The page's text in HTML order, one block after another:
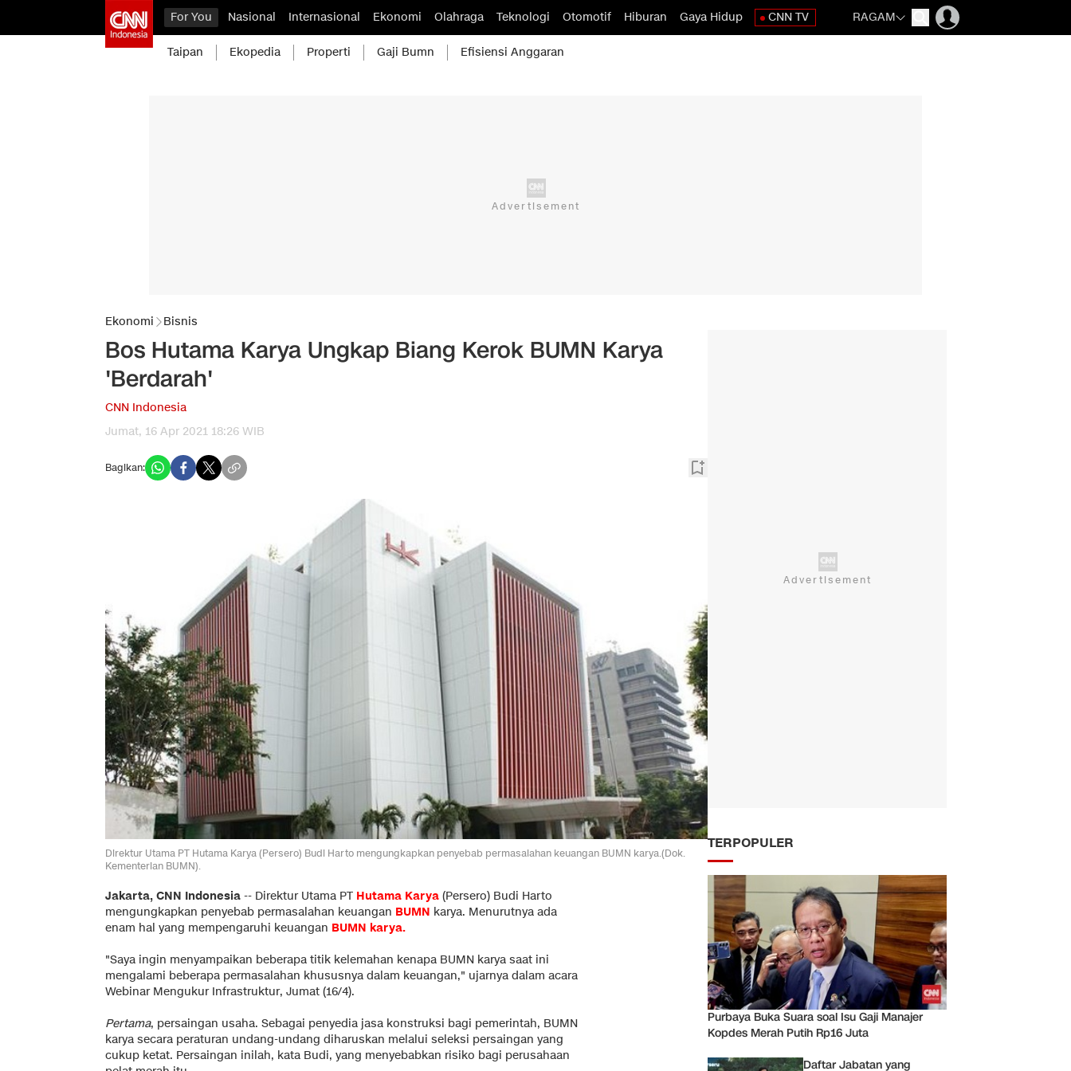
For You Nasional Internasional Ekonomi Olahraga Teknologi Otomotif Hiburan Gaya Hidup CNN TV RAGAM
Taipan Ekopedia Properti Gaji Bumn Efisiensi Anggaran
Ekonomi Bisnis
Bos Hutama Karya Ungkap Biang Kerok BUMN Karya
'Berdarah'
CNN Indonesia
Jumat, 16 Apr 2021 18:26 WIB
Bagikan:
Direktur Utama PT Hutama Karya (Persero) Budi Harto mengungkapkan penyebab permasalahan keuangan BUMN karya.(Dok.
Kementerian BUMN).
Jakarta, CNN Indonesia -- Direktur Utama PT Hutama Karya (Persero) Budi Harto
mengungkapkan penyebab permasalahan keuangan BUMN karya. Menurutnya ada
enam hal yang mempengaruhi keuangan BUMN karya.
"Saya ingin menyampaikan beberapa titik kelemahan kenapa BUMN karya saat ini
mengalami beberapa permasalahan khususnya dalam keuangan," ujarnya dalam acara
Webinar Mengukur Infrastruktur, Jumat (16/4).
Pertama, persaingan usaha. Sebagai penyedia jasa konstruksi bagi pemerintah, BUMN
karya secara peraturan undang-undang diharuskan melalui seleksi persaingan yang
cukup ketat. Persaingan inilah, kata Budi, yang menyebabkan risiko bagi perusahaan
TERPOPULER
Purbaya Buka Suara soal Isu Gaji Manajer
Kopdes Merah Putih Rp16 Juta
Daftar Jabatan yang